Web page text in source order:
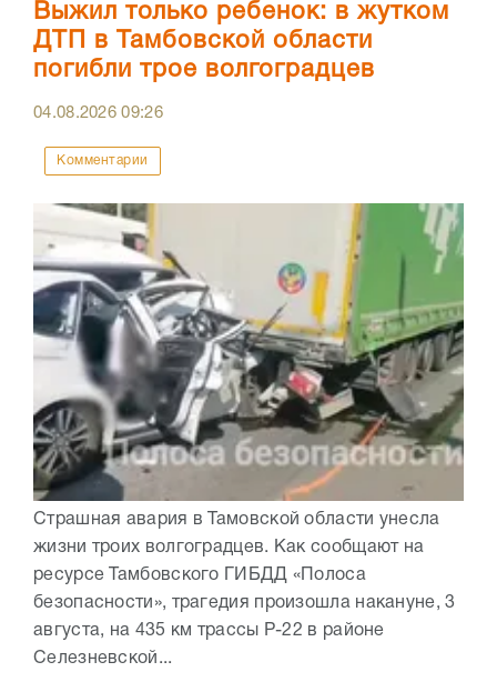
Выжил только ребенок: в жутком
ДТП в Тамбовской области
погибли трое волгоградцев
04.08.202609:26
Комментарии
Страшная авария в Тамовской области унесла
жизни троих волгоградцев. Как сообщают на
ресурсе Тамбовского ГИБДД «Полоса
безопасности», трагедия произошла накануне, 3
августа, на 435 км трассы Р-22 в районе
Селезневской...